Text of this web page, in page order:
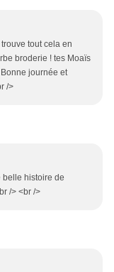
tout cela en
broderie ! tes Moaïs
journée et
/>
belle histoire de
/> <br />